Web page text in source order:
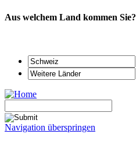
Aus welchem Land kommen Sie?
Navigation überspringen